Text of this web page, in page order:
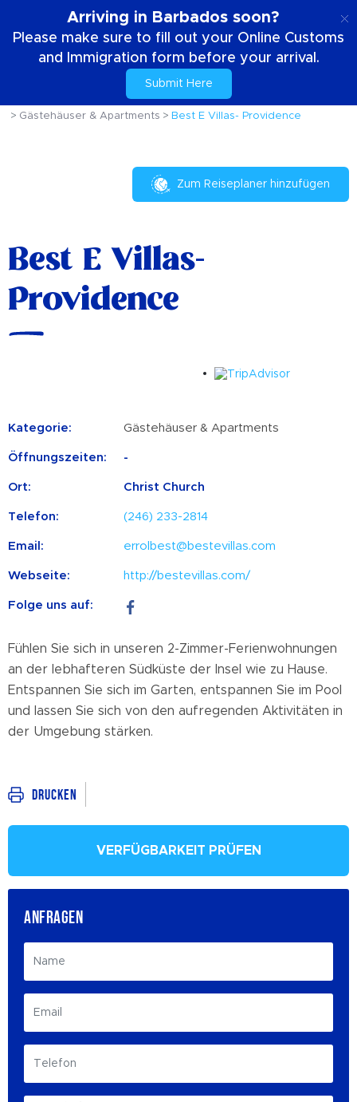
Arriving in Barbados soon?
Please make sure to fill out your Online Customs
and Immigration form before your arrival.
Submit Here
Dein Aufenthalt
Wo übernachten
Gästehäuser & Apartments
Best E Villas- Providence
Zum Reiseplaner hinzufügen
Best E Villas-
Providence
Kategorie: Gästehäuser & Apartments
Öffnungszeiten: -
Ort: Christ Church
Telefon: (246) 233-2814
Email: errolbest@bestevillas.com
Webseite: http://bestevillas.com/
Folge uns auf:
Fühlen Sie sich in unseren 2-Zimmer-Ferienwohnungen
an der lebhafteren Südküste der Insel wie zu Hause.
Entspannen Sie sich im Garten, entspannen Sie im Pool
und lassen Sie sich von den aufregenden Aktivitäten in
der Umgebung stärken.
Drucken
VERFÜGBARKEIT PRÜFEN
ANFRAGEN